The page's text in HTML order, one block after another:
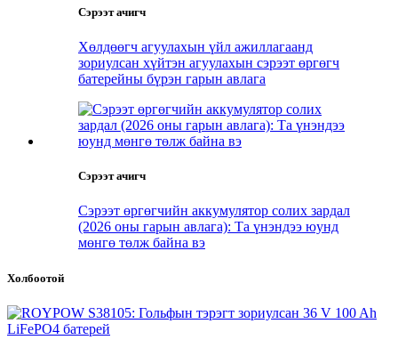
Сэрээт ачигч
Хөлдөөгч агуулахын үйл ажиллагаанд
зориулсан хүйтэн агуулахын сэрээт өргөгч
батерейны бүрэн гарын авлага
Сэрээт ачигч
Сэрээт өргөгчийн аккумулятор солих зардал
(2026 оны гарын авлага): Та үнэндээ юунд
мөнгө төлж байна вэ
Холбоотой